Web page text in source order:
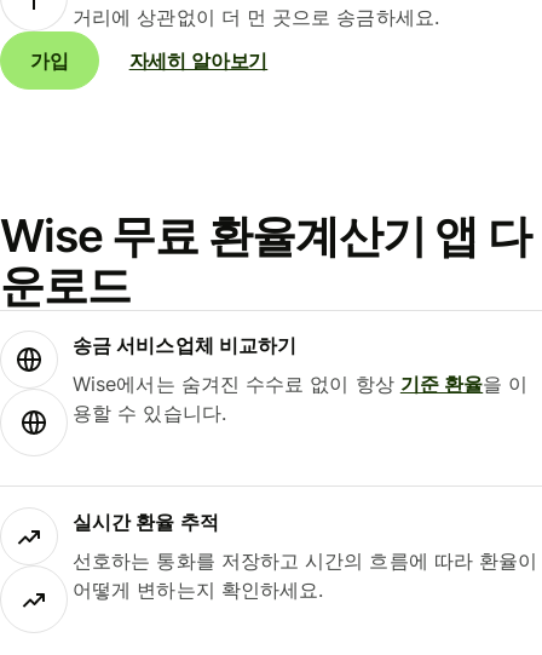
거리에 상관없이 더 먼 곳으로 송금하세요.
가입
자세히 알아보기
Wise 무료 환율계산기 앱 다
운로드
송금 서비스업체 비교하기
Wise에서는 숨겨진 수수료 없이 항상 기준 환율을 이
용할 수 있습니다.
실시간 환율 추적
선호하는 통화를 저장하고 시간의 흐름에 따라 환율이
어떻게 변하는지 확인하세요.